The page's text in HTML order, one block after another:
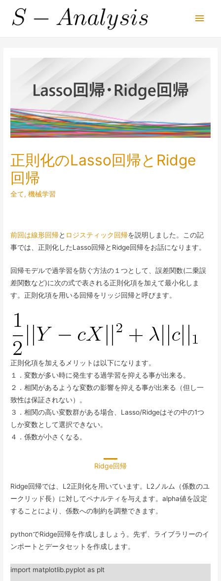
Main
正則化のLasso回帰とRidge
回帰
全て,機械学習
前回は線形回帰と ロジスティック回帰を説明しました。この記
事では、正則化したLasso回帰とRidge回帰をお話になります。
回帰モデルで過学習を防ぐ方法の１つとして、誤差関数(二乗誤
差関数など)に次の式で表される正則化項を加えて最小化しま
す。正則化項を用いる回帰をリッジ回帰と呼びます。
正則化項を加えるメリットは以下になります。
１．変数が多い時に発生する過学習を抑える事が出来る。
２．相関があるような変数の影響を抑える事が出来る（但し一
致性は保証されない）。
３．相関の高い変数群がある場合、Lasso/Ridgeはその中の1つ
しか変数として選択できない。
４．係数が小さくなる。
Ridge回帰
Ridge回帰では、L2正則化を用いています。L2ノルム（係数のユ
ークリッド長）に対してペナルティを与えます。alpha値を設定
することにより、係数への制約を調整できます。
pythonでRidge回帰を作成しましょう。先ず、ライブラリーのイ
ンポートとデータセットを作成します。
import matplotlib.pyplot as plt